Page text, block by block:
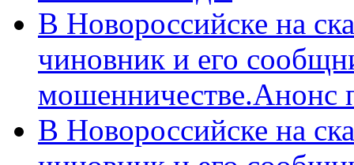
В Новороссийске на
чиновник и его
мошенничестве.Анонс
В Новороссийске на